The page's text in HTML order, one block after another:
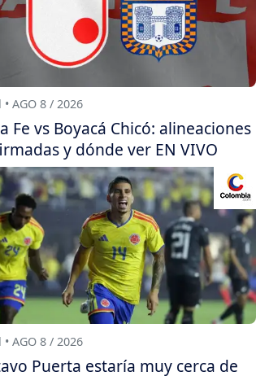
AGO 8 / 2026
Fe vs Boyacá Chicó: alineaciones
y dónde ver EN VIVO
AGO 8 / 2026
Puerta estaría muy cerca de